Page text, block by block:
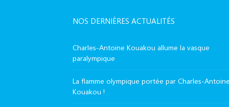
NOS DERNIÈRES ACTUALITÉS
Charles-Antoine Kouakou allume la vasque
paralympique
La flamme olympique portée par Charles-
Kouakou !